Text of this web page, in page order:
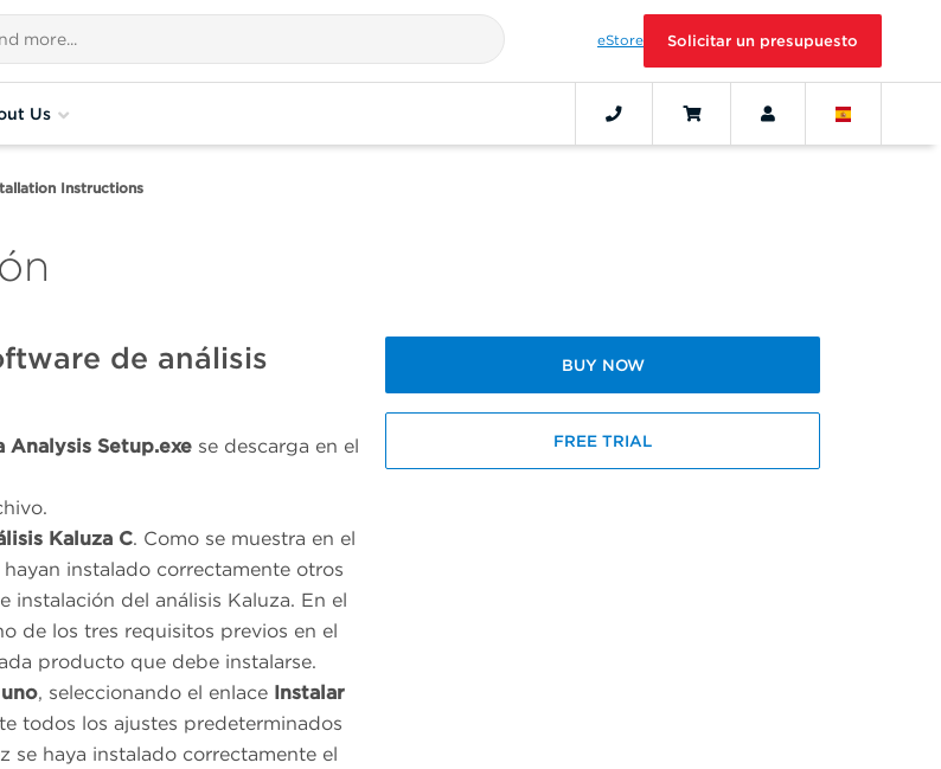
eStore Solicitar un presupuesto
Us
Instructions
de análisis
Analysis Setup.exe se descarga en el
Kaluza C. Como se muestra en el
instalado correctamente otros
instalación del análisis Kaluza. En el
de los tres requisitos previos en el
producto que debe instalarse.
, seleccionando el enlace Instalar
todos los ajustes predeterminados
se haya instalado correctamente el
BUY NOW
FREE TRIAL